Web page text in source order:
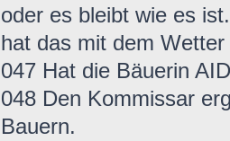
oder es bleibt wie es
hat das mit dem
047 Hat die Bäuerin
048 Den Kommissar
Bauern.